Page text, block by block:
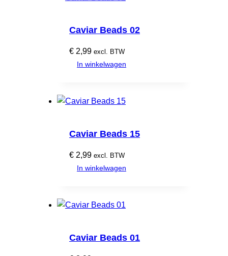
Caviar Beads 02
€ 2,99 excl. BTW
In winkelwagen
Caviar Beads 15
€ 2,99 excl. BTW
In winkelwagen
Caviar Beads 01